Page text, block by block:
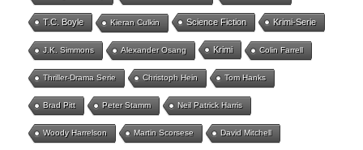
T.C. Boyle Kieran Culkin Science Fiction Krimi-Serie
J.K. Simmons Alexander Osang Krimi Colin Farrell
Thriller-Drama Serie Christoph Hein Tom Hanks
Brad Pitt Peter Stamm Neil Patrick Harris
Woody Harrelson Martin Scorsese David Mitchell